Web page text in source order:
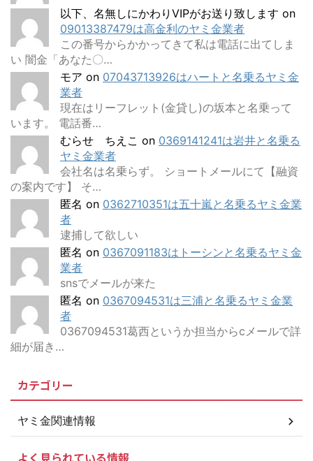
以下、名無しにかわりVIPがお送り致します on
09013387479は高金利のヤミ金業者
この番号からかかってきて私は電話に出てしま
い 闇金「あなた〇…
モア on 07043713926はハートと名乗るヤミ金
業者
現在はリーフレット(金貸し)の坂本と名乗って
います。 電話番…
むらせ ちえこ on 0369141241は岩井と名乗る
ヤミ金業者
会社名は名乗らず。 ショートメールにて【融資
の案内です】 そ…
匿名 on 0362710351は五十嵐と名乗るヤミ金業
者
逮捕して欲しい
匿名 on 0367091183はトーシンと名乗るヤミ金
業者
snsでメールが来た
匿名 on 0367094531は三浦と名乗るヤミ金業
者
0367094531葛西というか担当からcメールで詳
細が届き…
カテゴリー
ヤミ金関連情報
よく見られている情報